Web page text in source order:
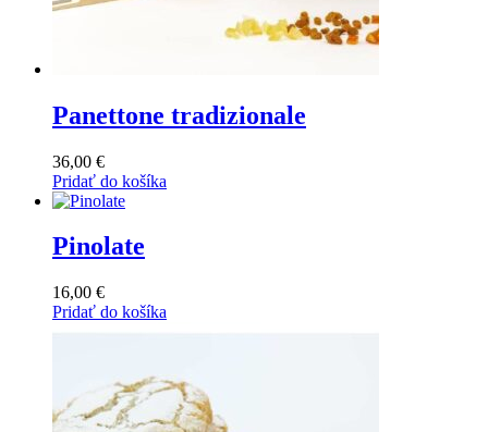
Panettone tradizionale
36,00 €
Pridať do košíka
Pinolate
16,00 €
Pridať do košíka